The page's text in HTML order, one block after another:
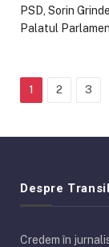
PSD, Sorin
Palatul
1 2 3
Despre
Credem în